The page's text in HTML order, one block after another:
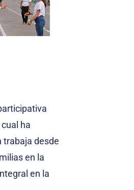
cual ha
trabaja desde
en la
en la